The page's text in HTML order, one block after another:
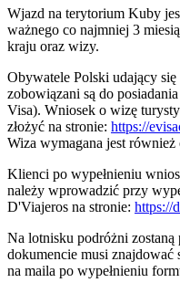
Wjazd na terytorium Kuby
ważnego co najmniej 3
kraju oraz wizy.
Obywatele Polski udający
zobowiązani są do
Visa). Wniosek o wizę
złożyć na stronie: https://
Wiza wymagana jest również
Klienci po wypełnieniu
należy wprowadzić przy
D'Viajeros na stronie: https://
Na lotnisku podróżni
dokumencie musi
na maila po wypełnieniu